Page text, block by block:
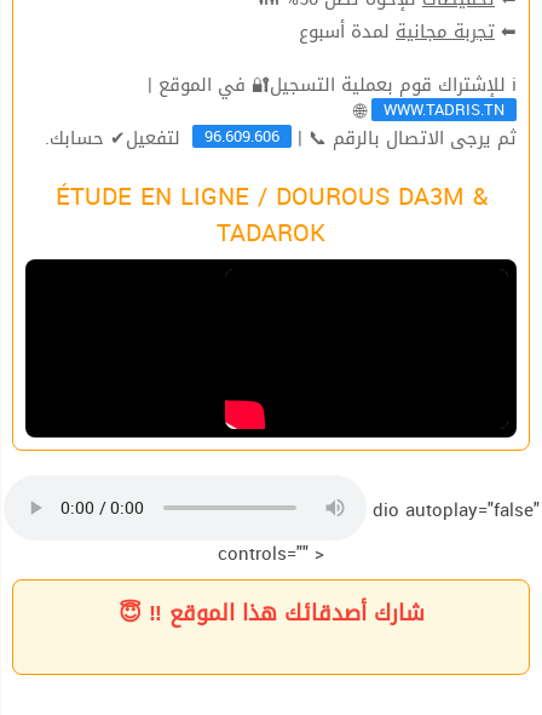
⬅تجربة مجانية لمدة أسبوع
ℹ للإشتراك قوم بعملية التسجيل🔐 في الموقع |
WWW.TADRIS.TN
🌐
ثم يرجى الاتصال بالرقم 📞 | 96.609.606 لتفعيل✔ حسابك.
ÉTUDE EN LIGNE / DOUROUS DA3M &
TADAROK
dio autoplay="false"
controls="" >
شارك أصدقائك هذا الموقع ‼ 😇